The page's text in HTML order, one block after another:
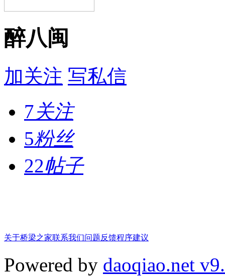
醉八闽
加关注 写私信
7关注
5粉丝
22帖子
关于桥梁之家联系我们问题反馈程序建议
Powered by daoqiao.net